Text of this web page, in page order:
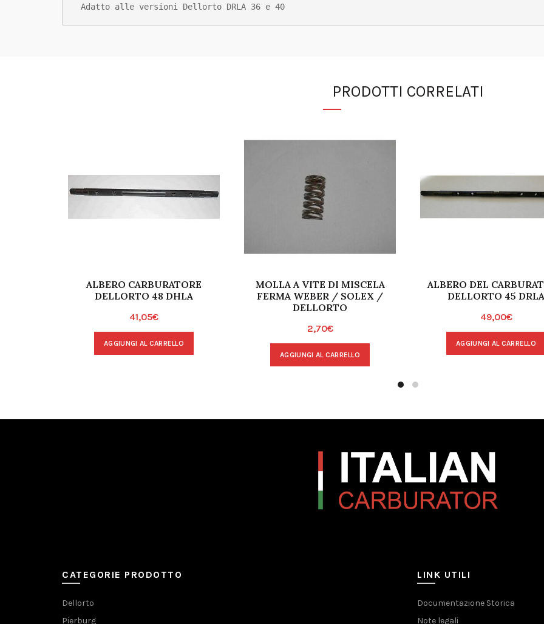
Adatto alle versioni Dellorto DRLA 36 e 40
PRODOTTI CORRELATI
ALBERO CARBURATORE
DELLORTO 48 DHLA
41,05€
AGGIUNGI AL CARRELLO
MOLLA A VITE DI MISCELA
FERMA WEBER / SOLEX /
DELLORTO
2,70€
AGGIUNGI AL CARRELLO
ALBERO DEL
DELLORTO 45 DRLA
49,00€
AGGIUNGI AL CARRELLO
CATEGORIE PRODOTTO
Dellorto
Pierburg
LINK UTILI
Documentazione Storica
Note legali